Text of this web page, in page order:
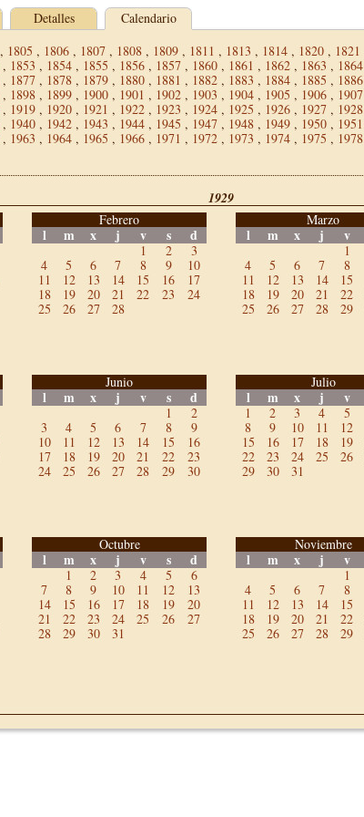
Detalles
Calendario
, 1805 , 1806 , 1807 , 1808 , 1809 , 1811 , 1813 , 1814 , 1820 , 1821
, 1853 , 1854 , 1855 , 1856 , 1857 , 1860 , 1861 , 1862 , 1863 , 1864
, 1877 , 1878 , 1879 , 1880 , 1881 , 1882 , 1883 , 1884 , 1885 , 1886
, 1898 , 1899 , 1900 , 1901 , 1902 , 1903 , 1904 , 1905 , 1906 , 1907
, 1919 , 1920 , 1921 , 1922 , 1923 , 1924 , 1925 , 1926 , 1927 , 1928
, 1940 , 1942 , 1943 , 1944 , 1945 , 1947 , 1948 , 1949 , 1950 , 1951
, 1963 , 1964 , 1965 , 1966 , 1971 , 1972 , 1973 , 1974 , 1975 , 1978
1929
Febrero
l m x j v s d
1 2
3
4
5 6 7 8 9
10
11
12 13 14 15 16
17
18
19 20 21 22 23
24
25
26 27 28
Marzo
l m x j v
1
4
5 6 7 8
11
12 13 14 15
18
19 20 21 22
25
26 27 28 29
Junio
l m x j v s d
1
2
3
4 5 6 7 8
9
10
11 12 13 14 15
16
17
18 19 20 21 22
23
24
25 26 27 28 29 30
Julio
l m x j v
1 2 3 4 5
8
9 10 11 12
15
16 17 18 19
22
23 24 25 26
29
30 31
Octubre
l m x j v s d
1 2 3 4 5
6
7
8 9 10 11 12
13
14
15 16 17 18 19
20
21
22 23 24 25 26
27
28
29 30 31
Noviembre
l m x j v
1
4
5 6 7 8
11
12 13 14 15
18
19 20 21 22
25
26 27 28 29